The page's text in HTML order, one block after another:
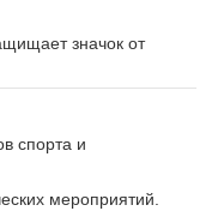
значок от
спорта и
мероприятий.